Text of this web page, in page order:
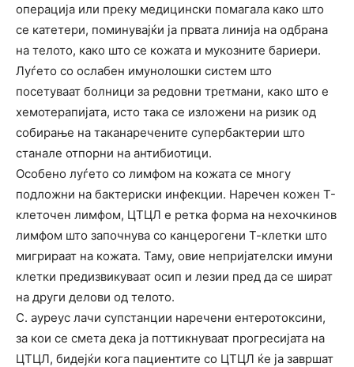
операција или преку медицински помагала како што
се катетери, поминувајќи ја првата линија на одбрана
на телото, како што се кожата и мукозните бариери.
Луѓето со ослабен имунолошки систем што
посетуваат болници за редовни третмани, како што е
хемотерапијата, исто така се изложени на ризик од
собирање на таканаречените супербактерии што
станале отпорни на антибиотици.
Особено луѓето со лимфом на кожата се многу
подложни на бактериски инфекции. Наречен кожен Т-
клеточен лимфом, ЦТЦЛ е ретка форма на нехочкинов
лимфом што започнува со канцерогени Т-клетки што
мигрираат на кожата. Таму, овие непријателски имуни
клетки предизвикуваат осип и лезии пред да се шират
на други делови од телото.
С. ауреус лачи супстанции наречени ентеротоксини,
за кои се смета дека ја поттикнуваат прогресијата на
ЦТЦЛ, бидејќи кога пациентите со ЦТЦЛ ќе ја завршат